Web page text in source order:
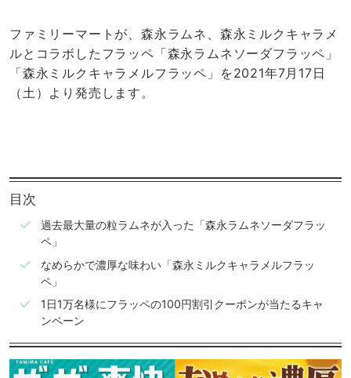
ファミリーマートが、森永ラムネ、森永ミルクキャラメ
ルとコラボしたフラッペ「森永ラムネソーダフラッペ」
「森永ミルクキャラメルフラッペ」を2021年7月17日
（土）より発売します。
目次
過去最大量の粒ラムネが入った「森永ラムネソーダフラッ
ペ」
なめらかで濃厚な味わい「森永ミルクキャラメルフラッ
ペ」
1日1万名様にフラッペの100円割引クーポンが当たるキャ
ンペーン